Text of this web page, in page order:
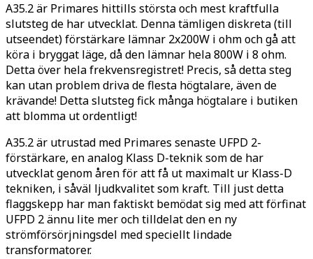
A35.2 är Primares hittills största och mest kraftfulla
slutsteg de har utvecklat. Denna tämligen diskreta (till
utseendet) förstärkare lämnar 2x200W i ohm och gå att
köra i bryggat läge, då den lämnar hela 800W i 8 ohm.
Detta över hela frekvensregistret! Precis, så detta steg
kan utan problem driva de flesta högtalare, även de
krävande! Detta slutsteg fick många högtalare i butiken
att blomma ut ordentligt!
A35.2 är utrustad med Primares senaste UFPD 2-
förstärkare, en analog Klass D-teknik som de har
utvecklat genom åren för att få ut maximalt ur Klass-D
tekniken, i såväl ljudkvalitet som kraft. Till just detta
flaggskepp har man faktiskt bemödat sig med att förfinat
UFPD 2 ännu lite mer och tilldelat den en ny
strömförsörjningsdel med speciellt lindade
transformatorer.